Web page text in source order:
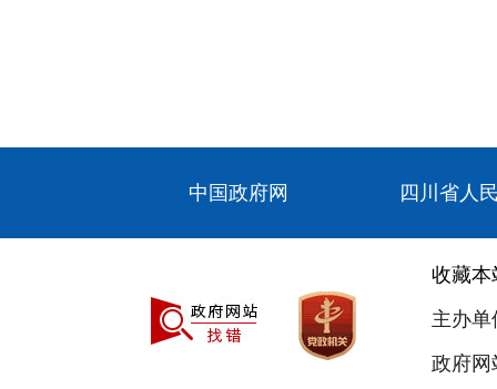
中国政府网 四川省人
收藏本
主办
政府网